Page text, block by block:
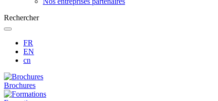
Rechercher
FR
EN
cn
Brochures